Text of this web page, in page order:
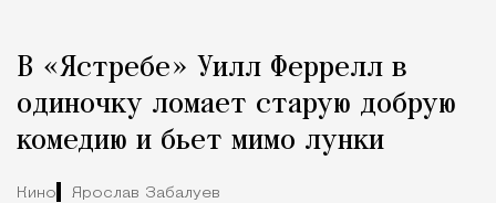
Город
В «Ястребе» Уилл Феррелл в
одиночку ломает старую добрую
комедию и бьет мимо лунки
Кино Ярослав Забалуев